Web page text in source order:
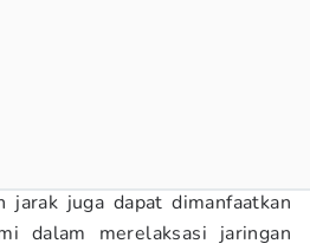
jarak juga dapat dimanfaatkan
dalam merelaksasi jaringan